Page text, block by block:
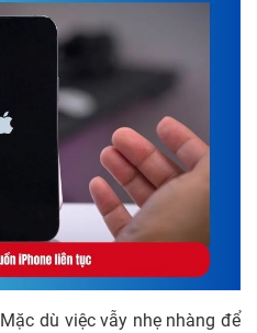
Mặc dù việc vẫy nhẹ nhàng để